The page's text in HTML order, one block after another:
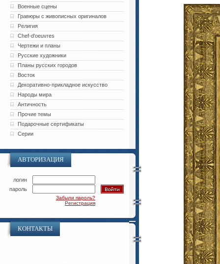
Военные сцены
Гравюры с живописных оригиналов
Религия
Chef-d'oeuvres
Чертежи и планы
Русские художники
Планы русских городов
Восток
Декоративно-прикладное искусство
Народы мира
Античность
Прочие темы
Подарочные сертификаты
Серии
АВТОРИЗАЦИЯ
логин
пароль
Забыли пароль?
Регистрация
КОНТАКТЫ